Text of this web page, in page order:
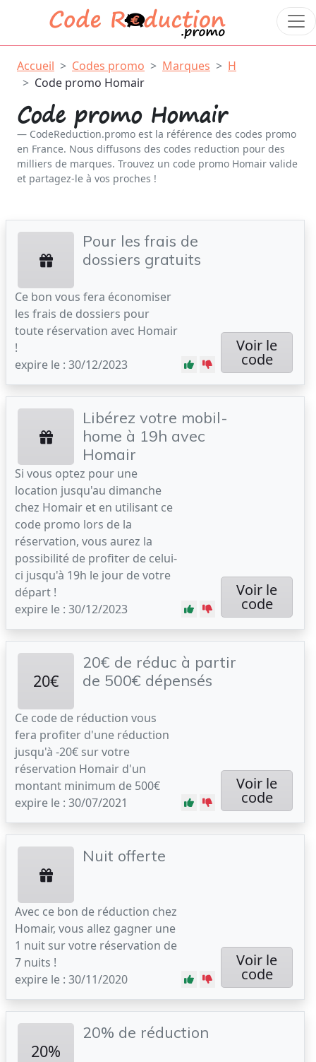
Accueil Codes promo Marques
H
Code promo Homair
Code promo Homair
CodeReduction.promo est la référence des codes promo
en France. Nous diffusons des codes reduction pour des
milliers de marques. Trouvez un code promo Homair valide
et partagez-le à vos proches !
Pour les frais de
dossiers gratuits
Ce bon vous fera économiser
les frais de dossiers pour
toute réservation avec Homair
!
expire le : 30/12/2023
Voir le
code
Libérez votre mobil-
home à 19h avec
Homair
Si vous optez pour une
location jusqu'au dimanche
chez Homair et en utilisant ce
code promo lors de la
réservation, vous aurez la
possibilité de profiter de celui-
ci jusqu'à 19h le jour de votre
départ !
expire le : 30/12/2023
Voir le
code
20€
20€ de réduc à partir
de 500€ dépensés
Ce code de réduction vous
fera profiter d'une réduction
jusqu'à -20€ sur votre
réservation Homair d'un
montant minimum de 500€
expire le : 30/07/2021
Voir le
code
Nuit offerte
Avec ce bon de réduction chez
Homair, vous allez gagner une
1 nuit sur votre réservation de
7 nuits !
expire le : 30/11/2020
Voir le
code
20%
20% de réduction